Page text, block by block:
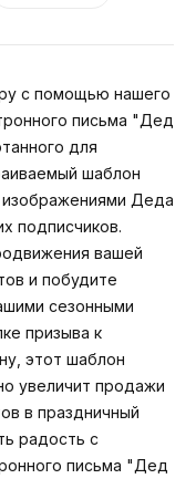
с помощью нашего
письма "Дед
для
шаблон
Деда
подписчиков.
вашей
и побудите
сезонными
призыва к
этот шаблон
увеличит продажи
в праздничный
радость с
письма "Дед